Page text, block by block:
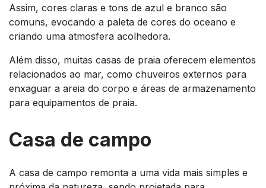
Assim, cores claras e tons de azul e branco são
comuns, evocando a paleta de cores do oceano e
criando uma atmosfera acolhedora.
Além disso, muitas casas de praia oferecem elementos
relacionados ao mar, como chuveiros externos para
enxaguar a areia do corpo e áreas de armazenamento
para equipamentos de praia.
Casa de campo
A casa de campo remonta a uma vida mais simples e